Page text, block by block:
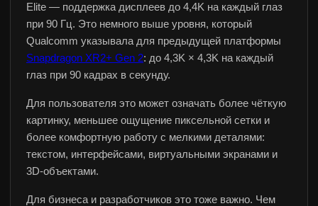
Elite — поддержка дисплеев до 4,4K на каждый глаз
при 90 Гц. Это немного выше уровня, который
Qualcomm указывала для предыдущей платформы
Snapdragon XR2+ Gen 2: до 4,3K × 4,3K на каждый
глаз при 90 кадрах в секунду.
Для пользователя это может означать более чёткую
картинку, меньшее ощущение пиксельной сетки и
более комфортную работу с мелкими деталями:
текстом, интерфейсами, виртуальными экранами и
3D-объектами.
Для бизнеса и разработчиков это тоже важно. Чем